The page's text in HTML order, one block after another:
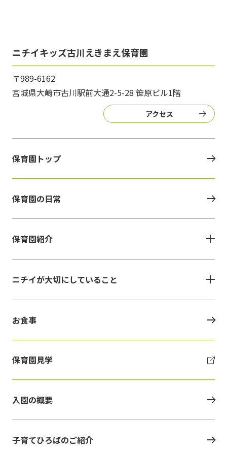
ニチイキッズ古川えきまえ保育園
〒989-6162
宮城県大崎市古川駅前大通2-5-28 笹原ビル1階
アクセス
保育園トップ
保育園の日常
保育園紹介
ニチイが大切にしていること
お食事
保育園見学
入園の概要
子育てひろばのご紹介